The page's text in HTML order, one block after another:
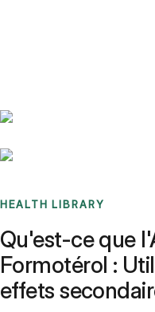
HEALTH LIBRARY
Qu'est-ce que
Formotérol :
effets